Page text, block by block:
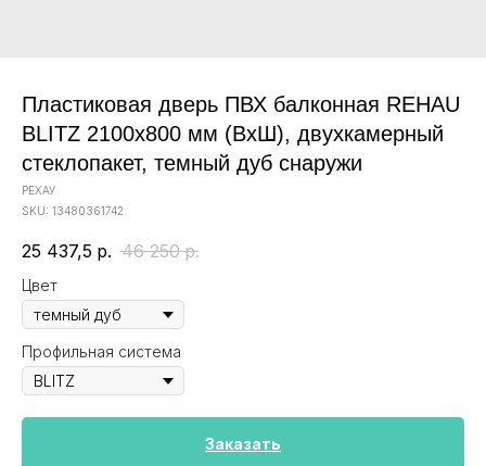
Пластиковая дверь ПВХ балконная REHAU
BLITZ 2100х800 мм (ВхШ), двухкамерный
стеклопакет, темный дуб снаружи
РЕХАУ
SKU: 13480361742
25 437,5 р. 46 250 р.
Цвет
Профильная система
Заказать